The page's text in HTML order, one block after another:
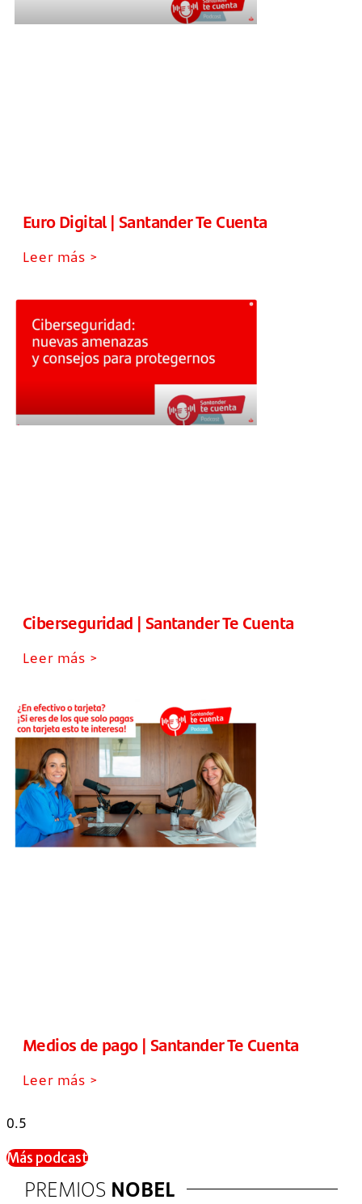
Euro Digital | Santander Te Cuenta
Leer más >
Ciberseguridad | Santander Te Cuenta
Leer más >
Medios de pago | Santander Te Cuenta
Leer más >
Más podcast
PREMIOS NOBEL